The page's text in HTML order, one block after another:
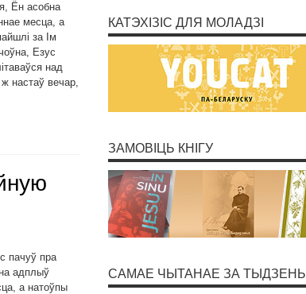
Ён асобна
месца, а
за Ім
Езус
над
ж настаў вечар,
пачуў пра
адплыў
а натоўпы
КАТЭХІЗІС ДЛЯ МОЛАДЗІ
ЗАМОВІЦЬ КНІГУ
САМАЕ ЧЫТАНАЕ ЗА ТЫДЗЕНЬ